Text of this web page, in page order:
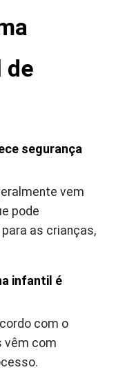
de
segurança
vem
pode
as crianças,
infantil é
com o
vêm com